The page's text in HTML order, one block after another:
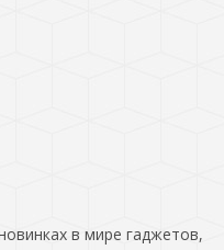
в мире гаджетов,